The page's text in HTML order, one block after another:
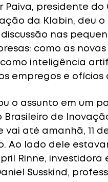
Paiva, presidente do
da Klabin, deu o
nas
como as novas
inteligência
empregos e ofícios
o assunto em um
Brasileiro de
vai até amanhã, 11
Ao lado dele
Rinne, investidora
Susskind,